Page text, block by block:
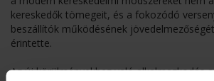
kereskedők tömegeit, és a fokozódó
beszállítók működésének
érintette.
Az új körülményekhez való alkalmazkodás a